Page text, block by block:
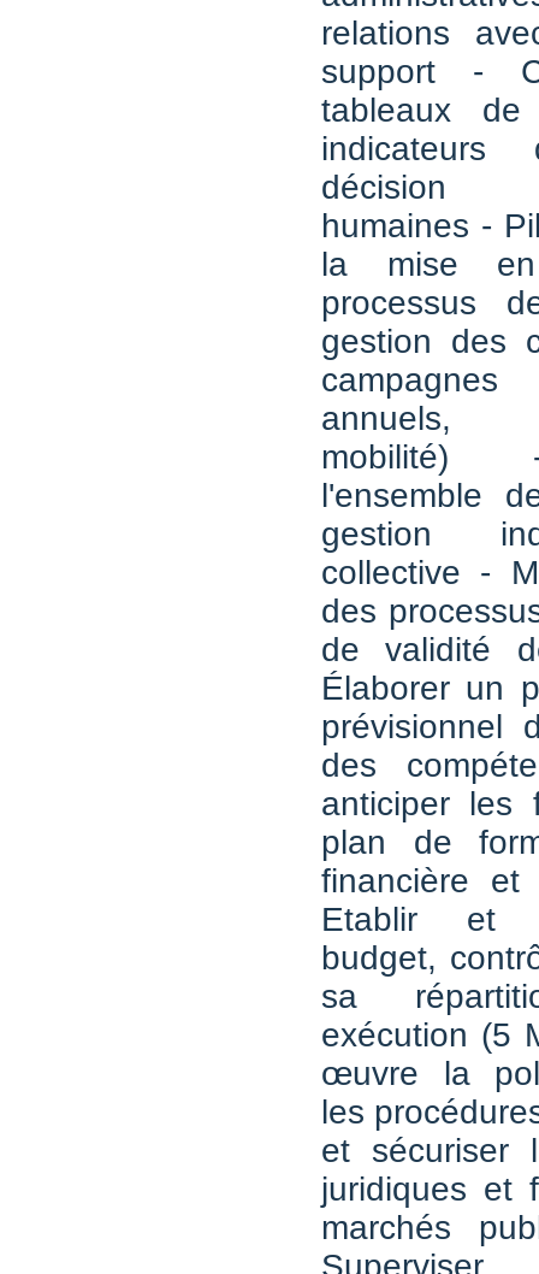
relations
support -
tableaux
décision
humaines -
la mise
processus
gestion des
annuels,
mobilité)
l'ensemble
gestion
collective -
des
de validité
Élaborer un
prévisionnel
des
anticiper les
plan de
financière et
Etablir et
budget,
sa
exécution (5
œuvre la
les
et sécuriser
juridiques et
marchés